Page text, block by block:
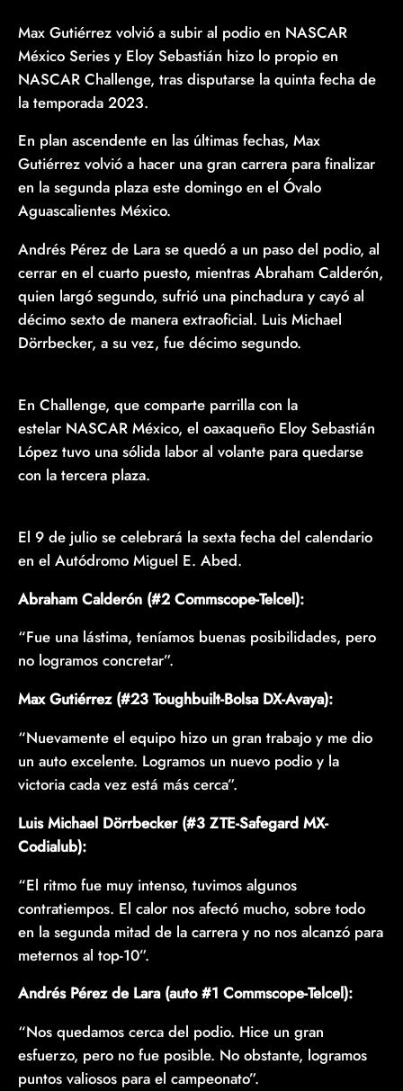
Max Gutiérrez volvió a subir al podio en NASCAR
México Series y Eloy Sebastián hizo lo propio en
NASCAR Challenge, tras disputarse la quinta fecha de
la temporada 2023.
En plan ascendente en las últimas fechas, Max
Gutiérrez volvió a hacer una gran carrera para finalizar
en la segunda plaza este domingo en el Óvalo
Aguascalientes México.
Andrés Pérez de Lara se quedó a un paso del podio, al
cerrar en el cuarto puesto, mientras Abraham Calderón,
quien largó segundo, sufrió una pinchadura y cayó al
décimo sexto de manera extraoficial. Luis Michael
Dörrbecker, a su vez, fue décimo segundo.
En Challenge, que comparte parrilla con la
estelar NASCAR México, el oaxaqueño Eloy Sebastián
López tuvo una sólida labor al volante para quedarse
con la tercera plaza.
El 9 de julio se celebrará la sexta fecha del calendario
en el Autódromo Miguel E. Abed.
Abraham Calderón (#2 Commscope-Telcel):
“Fue una lástima, teníamos buenas posibilidades, pero
no logramos concretar”.
Max Gutiérrez (#23 Toughbuilt-Bolsa DX-Avaya):
“Nuevamente el equipo hizo un gran trabajo y me dio
un auto excelente. Logramos un nuevo podio y la
victoria cada vez está más cerca”.
Luis Michael Dörrbecker (#3 ZTE-Safegard MX-
Codialub):
“El ritmo fue muy intenso, tuvimos algunos
contratiempos. El calor nos afectó mucho, sobre todo
en la segunda mitad de la carrera y no nos alcanzó para
meternos al top-10”.
Andrés Pérez de Lara (auto #1 Commscope-Telcel):
“Nos quedamos cerca del podio. Hice un gran
esfuerzo, pero no fue posible. No obstante, logramos
puntos valiosos para el campeonato”.